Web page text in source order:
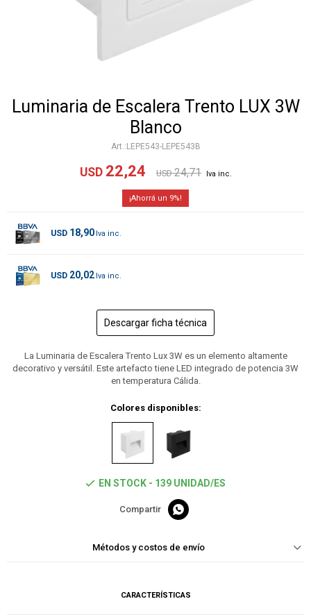
Luminaria de Escalera Trento LUX 3W
Blanco
LEPE543-LEPE543B
USD 22,24 USD 24,71
9
USD 18,90
USD 20,02
Descargar ficha técnica
La Luminaria de Escalera Trento Lux 3W es un elemento altamente
decorativo y versátil. Este artefacto tiene LED integrado de potencia 3W
en temperatura Cálida.
Colores disponibles:
EN STOCK - 139 UNIDAD/ES

Métodos y costos de envío
CARACTERÍSTICAS